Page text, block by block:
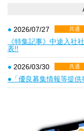
● 2026/07/27 共通
《特集記事》中途入社
表!!
● 2026/03/30 共通
●「優良募集情報等提